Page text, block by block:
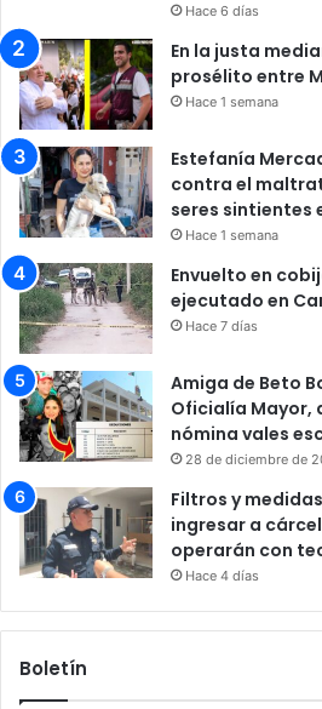
Hace 6 días
En la justa
prosélito entre
Hace 1 semana
Estefanía
contra el
seres sintientes
Hace 1 semana
Envuelto en
ejecutado en
Hace 7 días
Amiga de Beto
Oficialía Mayor,
nómina vales
28 de diciembre de
Filtros y
ingresar a
operarán con
Hace 4 días
Boletín